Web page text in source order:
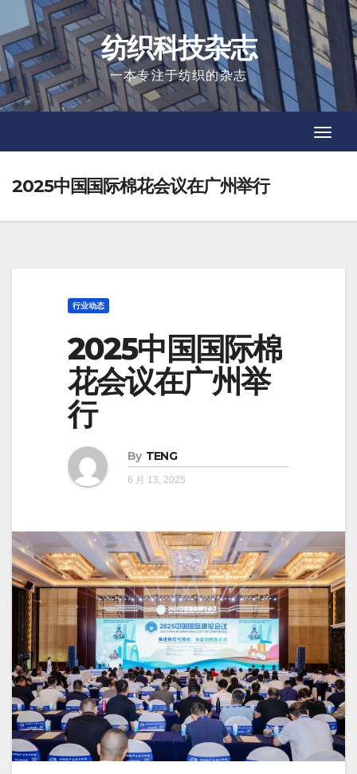
to
content
纺织科技杂志
一本专注于纺织的杂志
2025中国国际棉花会议在广州举行
行业动态
2025中国国际棉
花会议在广州举
行
By TENG
6 月 13, 2025